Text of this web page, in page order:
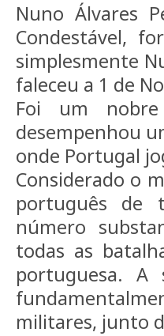
Nuno Álvares
Condestável,
simplesmente
faleceu a 1 de
Foi um
desempenhou
onde Portugal
Considerado o
português de
número
todas as
portuguesa. A
militares, junto